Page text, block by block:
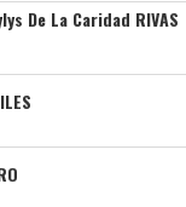
De La Caridad RIVAS